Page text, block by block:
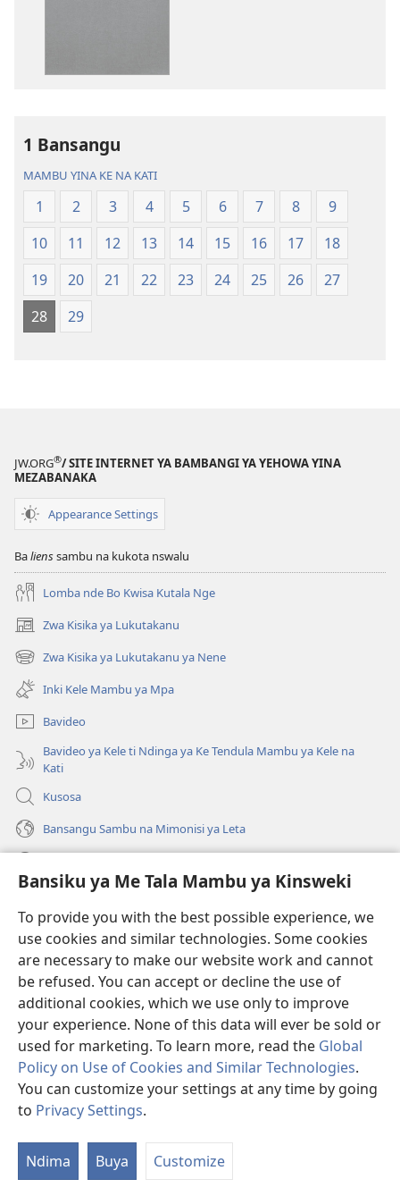
Bansiku ya Me Tala Mambu ya Kinsweki
To provide you with the best possible experience, we
use cookies and similar technologies. Some cookies
are necessary to make our website work and cannot
be refused. You can accept or decline the use of
additional cookies, which we use only to improve
your experience. None of this data will ever be sold or
used for marketing. To learn more, read the Global
Policy on Use of Cookies and Similar Technologies.
You can customize your settings at any time by going
to Privacy Settings.
Ndima Buya Customize
Mbalula
Nsi-
Ntoto
Mpa
Mbalula
Nsi-
Ntoto
Mpa
1 Bansangu
MAMBU YINA KE NA KATI
1 2 3 4 5 6 7 8
9
10
11 12 13 14 15 16 17
18
19
20 21 22 23 24 25 26
27
28
29
JW.ORG®/ SITE INTERNET YA BAMBANGI YA YEHOWA YINA
MEZABANAKA
Appearance Settings
Balienssambu na kukota nswalu
Lomba nde Bo Kwisa Kutala Nge
Zwa Kisika ya Lukutakanu
(ke
kangula
lutiti
ya
mpa)
Zwa Kisika ya Lukutakanu ya Nene
(ke
kangula
lutiti
ya
mpa)
Inki Kele Mambu ya Mpa
Bavideo
Bavideo ya Kele ti Ndinga ya Ke Tendula Mambu ya Kele na
Kati
Kusosa
Bansangu Sambu na Mimonisi ya Leta
(ke
kangula
lutiti
ya
mpa)
Watchtower BIBLIOTEKE NA INTERNET
(ke
kangula
lutiti
mpa)
JW Hub ®
(ke
kangula
lutiti
ya
mpa)
Copyright© 2026 Watch Tower Bible and Tract Society of Pennsylvania.
BANTUMA YA KULANDA NA NTWALA YA KUSADILA
KETADILA KINSWEKI